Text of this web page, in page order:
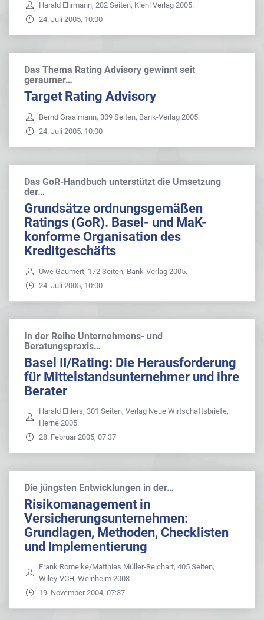
Harald Ehrmann, 282 Seiten, Kiehl Verlag 2005.
24. Juli 2005, 10:00
Das Thema Rating Advisory gewinnt seit
geraumer…
Target Rating Advisory
Bernd Graalmann, 309 Seiten, Bank-Verlag 2005.
24. Juli 2005, 10:00
Das GoR-Handbuch unterstützt die Umsetzung
der…
Grundsätze ordnungsgemäßen
Ratings (GoR). Basel- und MaK-
konforme Organisation des
Kreditgeschäfts
Uwe Gaumert, 172 Seiten, Bank-Verlag 2005.
24. Juli 2005, 10:00
In der Reihe Unternehmens- und
Beratungspraxis…
Basel II/Rating: Die Herausforderung
für Mittelstandsunternehmer und ihre
Berater
Harald Ehlers, 301 Seiten, Verlag Neue Wirtschaftsbriefe,
Herne 2005.
28. Februar 2005, 07:37
Die jüngsten Entwicklungen in der…
Risikomanagement in
Versicherungsunternehmen:
Grundlagen, Methoden, Checklisten
und Implementierung
Frank Romeike/Matthias Müller-Reichart, 405 Seiten,
Wiley-VCH, Weinheim 2008
19. November 2004, 07:37